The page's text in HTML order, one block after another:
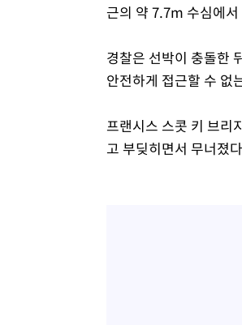
근의 약 7.7m 수심에
경찰은 선박이 충돌한
안전하게 접근할 수 없
프랜시스 스콧 키 브리
고 부딪히면서 무너졌